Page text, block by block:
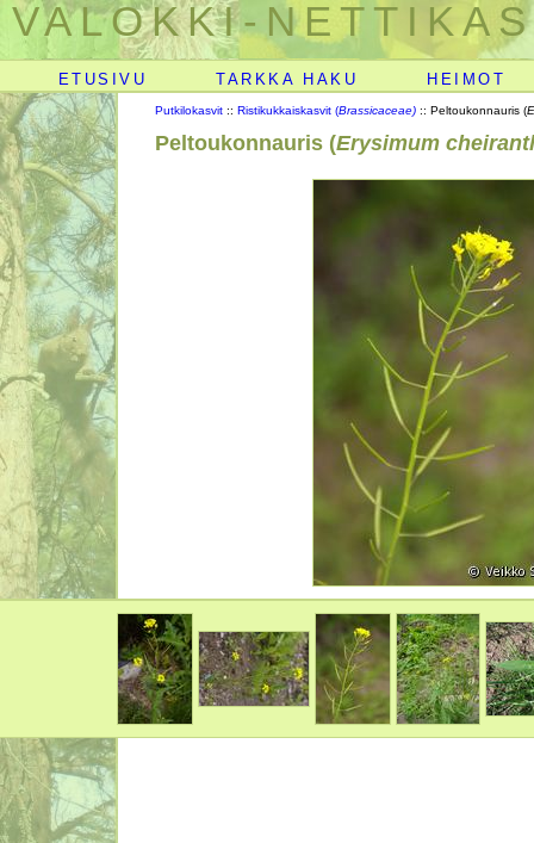
VALOKKI-
ETUSIVU TARKKA HAKU HEIMOT
Putkilokasvit :: Ristikukkaiskasvit (Brassicaceae) :: Peltoukonnauris (
Peltoukonnauris (Erysimum